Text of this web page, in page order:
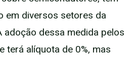
em diversos setores da
adoção dessa medida pelos
terá alíquota de 0%, mas